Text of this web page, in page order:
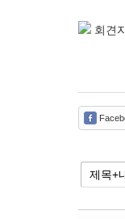
회견